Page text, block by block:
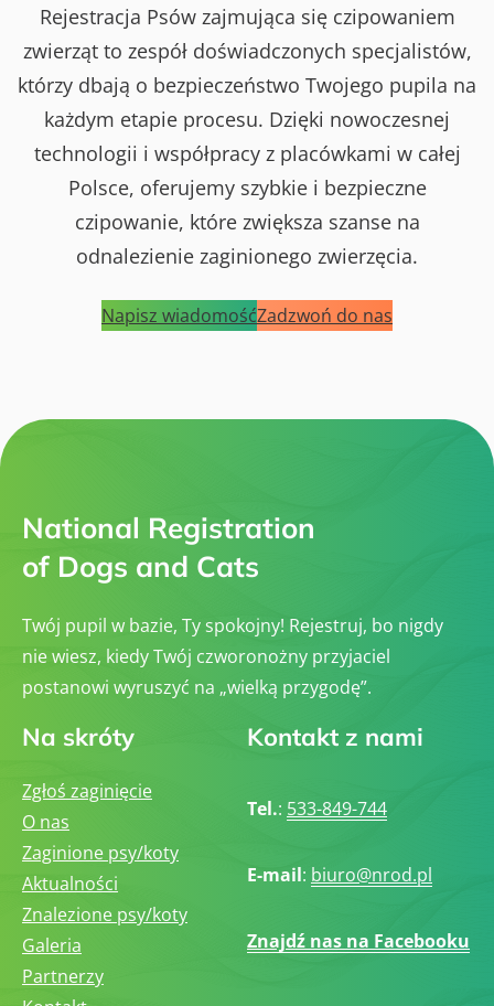
Rejestracja Psów zajmująca się czipowaniem
zwierząt to zespół doświadczonych specjalistów,
którzy dbają o bezpieczeństwo Twojego pupila na
każdym etapie procesu. Dzięki nowoczesnej
technologii i współpracy z placówkami w całej
Polsce, oferujemy szybkie i bezpieczne
czipowanie, które zwiększa szanse na
odnalezienie zaginionego zwierzęcia.
Napisz wiadomośćZadzwoń do nas
National Registration
of Dogs and Cats
Twój pupil w bazie, Ty spokojny! Rejestruj, bo nigdy
nie wiesz, kiedy Twój czworonożny przyjaciel
postanowi wyruszyć na „wielką przygodę”.
Na skróty
Zgłoś zaginięcie
O nas
Zaginione psy/koty
Aktualności
Znalezione psy/koty
Galeria
Partnerzy
Kontakt z nami
Tel.: 533-849-744
E-mail: biuro@nrod.pl
Znajdź nas na Facebooku